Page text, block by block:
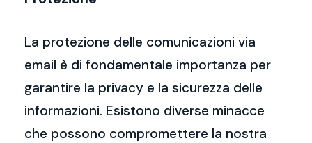
La protezione delle comunicazioni via
email è di fondamentale importanza per
garantire la privacy e la sicurezza delle
informazioni. Esistono diverse minacce
che possono compromettere la nostra